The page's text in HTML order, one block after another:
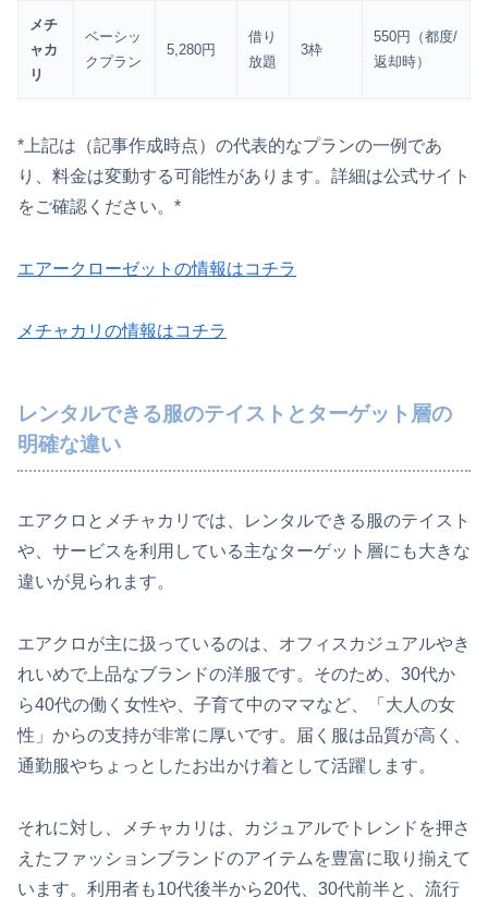
メチ
ャカ
リ
ベーシッ
クプラン
5,280円
借り
放題
3枠
550円（都度/
返却時）
*上記は（記事作成時点）の代表的なプランの一例であ
り、料金は変動する可能性があります。詳細は公式サイト
をご確認ください。*
エアークローゼットの情報はコチラ
メチャカリの情報はコチラ
レンタルできる服のテイストとターゲット層の
明確な違い
エアクロとメチャカリでは、レンタルできる服のテイスト
や、サービスを利用している主なターゲット層にも大きな
違いが見られます。
エアクロが主に扱っているのは、オフィスカジュアルやき
れいめで上品なブランドの洋服です。そのため、30代か
ら40代の働く女性や、子育て中のママなど、「大人の女
性」からの支持が非常に厚いです。届く服は品質が高く、
通勤服やちょっとしたお出かけ着として活躍します。
それに対し、メチャカリは、カジュアルでトレンドを押さ
えたファッションブランドのアイテムを豊富に取り揃えて
います。利用者も10代後半から20代、30代前半と、流行